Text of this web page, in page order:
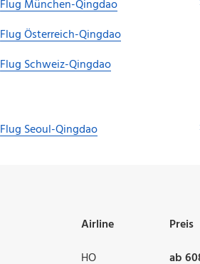
Flug München-Qingdao
Flug Österreich-Qingdao
Flug Schweiz-Qingdao
Flug Seoul-Qingdao
Airline Preis
HO ab